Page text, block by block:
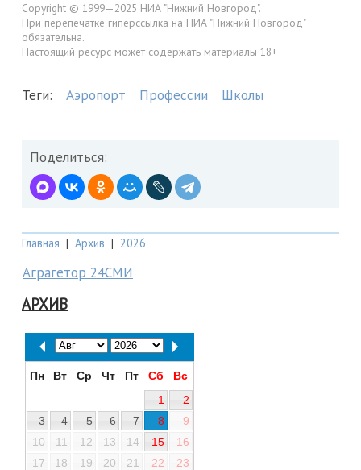
Copyright © 1999—2025 НИА "Нижний Новгород".
При перепечатке гиперссылка на НИА "Нижний Новгород"
обязательна.
Настоящий ресурс может содержать материалы 18+
Теги: Аэропорт Профессии Школы
Поделиться:
Главная | Архив | 2026
Аграгетор 24СМИ
АРХИВ
Пн Вт Ср Чт Пт Сб
Вс
1
2
3
4 5 6 7 8
9
10
11 12 13 14 15
16
17
18 19 20 21 22
23